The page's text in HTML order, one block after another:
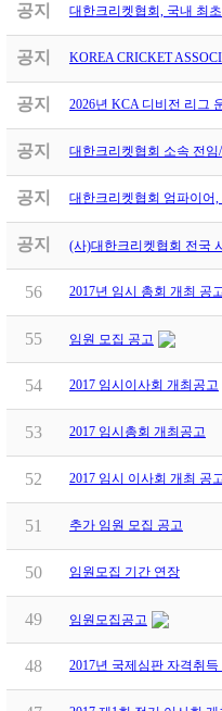
공지 대한크리켓협회, 국내 최
공지 KOREA CRICKET
공지 2026년 KCA 디비전 리그
공지 대한크리켓협회 소속 전
공지 대한크리켓협회 엄파이어
공지 (사)대한크리켓협회 전국
56 2017년 임시 총회 개최 공
55 임원 모집 공고
54 2017 임시이사회 개최공고
53 2017 임시총회 개최공고
52 2017 임시 이사회 개최 공
51 추가 임원 모집 공고
50 임원모집 기간 연장
49 임원모집공고
48 2017년 국제심판 자격취